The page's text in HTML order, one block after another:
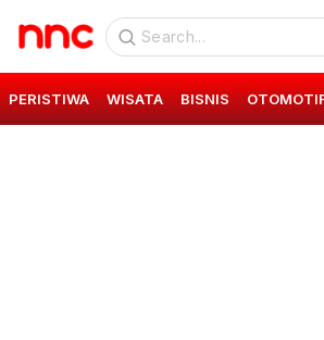
PERISTIWA WISATA BISNIS